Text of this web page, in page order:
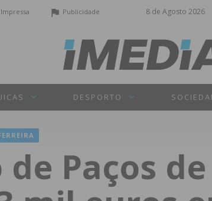
8 de Agosto 2026
Publicidade
DESPORTO
Paços